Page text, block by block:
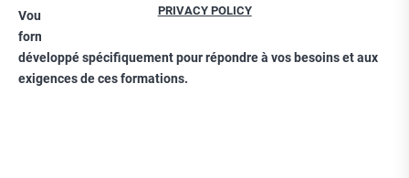
Vous êtes confronté à la gestion complexe du DPC dans vos
formations de santé ? Bénéficiez d’un module e-parcours
développé spécifiquement pour répondre à vos besoins et aux
exigences de ces formations.
PRIVACY POLICY